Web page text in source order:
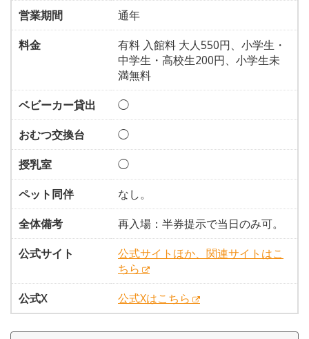
営業期間
通年
料金
有料 入館料 大人550円、小学生・
中学生・高校生200円、小学生未
満無料
ベビーカー貸出
◯
おむつ交換台
◯
授乳室
◯
ペット同伴
なし。
全体備考
再入場：半券提示で当日のみ可。
公式サイト
公式サイトほか、関連サイトはこ
ちら
公式X
公式Xはこちら